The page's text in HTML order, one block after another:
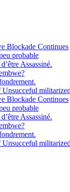
Blockade Continues
probable
Assassiné.
Blockade Continues
probable
Assassiné.